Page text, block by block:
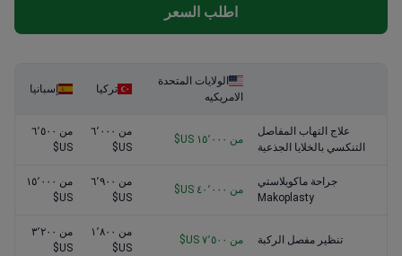
اطلب السعر
الولايات المتحدة
الامريكيه
تركيا إسبانيا
علاج التهاب المفاصل
التنكسي بالخلايا الجذعية
من ١٥٬٠٠٠ US$
من ٦٬٠٠٠
US$
من ٦٬٥٠٠
US$
جراحة ماكوبلاستي
Makoplasty
من ٤٠٬٠٠٠ US$
من ٦٬٩٠٠
US$
من ١٥٬٠٠٠
US$
تنظير مفصل الركبة من ٧٬٥٠٠ US$
من ١٬٨٠٠
US$
من ٣٬٢٠٠
US$